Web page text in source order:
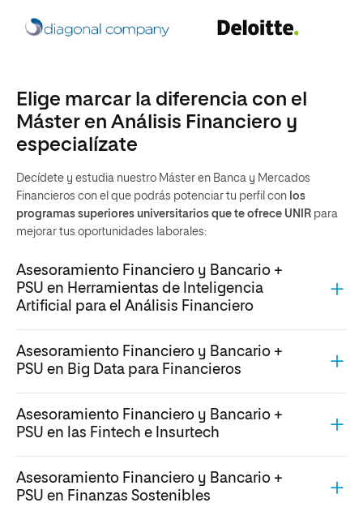
Elige marcar la diferencia con el
Máster en Análisis Financiero y
especialízate
Decídete y estudia nuestro Máster en Banca y Mercados
Financieros con el que podrás potenciar tu perfil con los
programas superiores universitarios que te ofrece UNIR para
mejorar tus oportunidades laborales:
Asesoramiento Financiero y Bancario +
PSU en Herramientas de Inteligencia
Artificial para el Análisis Financiero
Asesoramiento Financiero y Bancario +
PSU en Big Data para Financieros
Asesoramiento Financiero y Bancario +
PSU en las Fintech e Insurtech
Asesoramiento Financiero y Bancario +
PSU en Finanzas Sostenibles